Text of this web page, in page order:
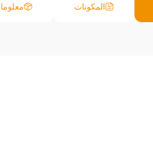
المكونات